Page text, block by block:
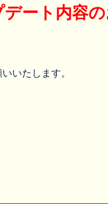
デート内容
いたします。